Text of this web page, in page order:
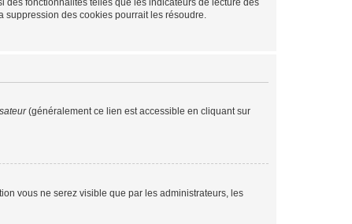
des fonctionnalités telles que les indicateurs de lecture des
suppression des cookies pourrait les résoudre.
(généralement ce lien est accessible en cliquant sur
vous ne serez visible que par les administrateurs, les